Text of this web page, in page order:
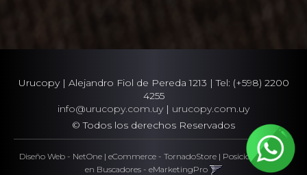
Urucopy | Alejandro Fiol de Pereda 1213 | Tel: (+598) 2200
4255
info@urucopy.com.uy | urucopy.com.uy
© Todos los derechos Reservados
Diseño Web - NetOne| eCommerce - TornadoStore| Posicionamiento
en Buscadores - eMarketingPro